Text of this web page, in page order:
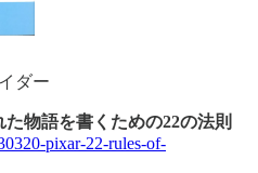
ダー
物語を書くための22の法則
pixar-22-rules-of-